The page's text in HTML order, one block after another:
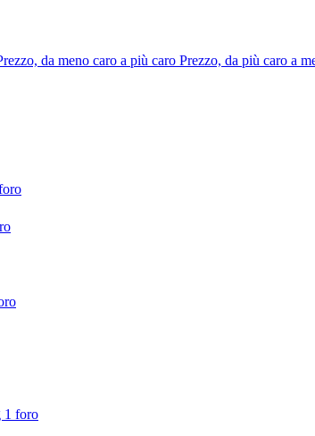
da meno caro a più caro Prezzo, da più caro a